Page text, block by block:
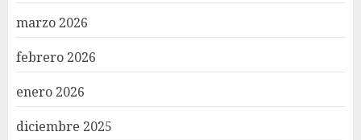
marzo 2026
febrero 2026
enero 2026
diciembre 2025